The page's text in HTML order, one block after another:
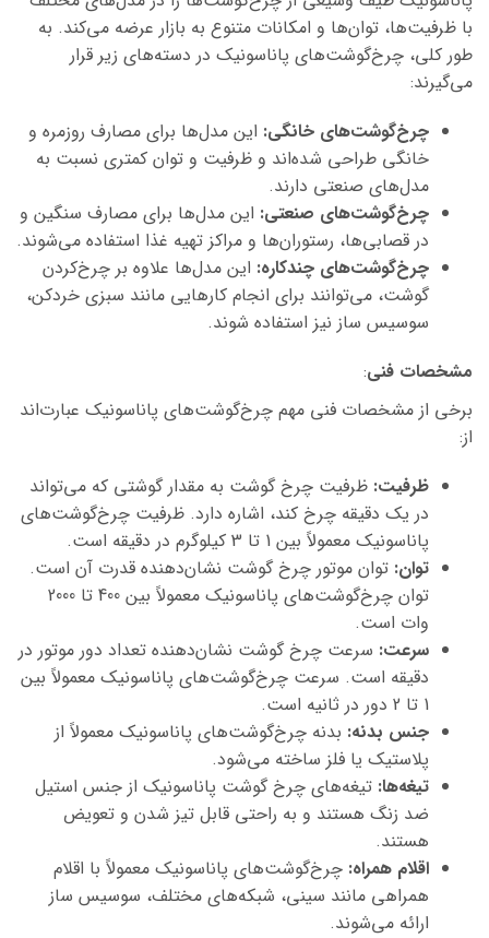
با ظرفیت‌ها، توان‌ها و امکانات متنوع به بازار عرضه می‌کند. به
طور کلی، چرخ‌گوشت‌های پاناسونیک در دسته‌های زیر قرار
می‌گیرند:
چرخ‌گوشت‌های خانگی: این مدل‌ها برای مصارف روزمره و
خانگی طراحی شده‌اند و ظرفیت و توان کمتری نسبت به
مدل‌های صنعتی دارند.
چرخ‌گوشت‌های صنعتی: این مدل‌ها برای مصارف سنگین و
در قصابی‌ها، رستوران‌ها و مراکز تهیه غذا استفاده می‌شوند.
چرخ‌گوشت‌های چندکاره: این مدل‌ها علاوه بر چرخ‌کردن
گوشت، می‌توانند برای انجام کارهایی مانند سبزی خردکن،
سوسیس ساز نیز استفاده شوند.
مشخصات فنی:
برخی از مشخصات فنی مهم چرخ‌گوشت‌های پاناسونیک عبارت‌اند
از:
ظرفیت: ظرفیت چرخ گوشت به مقدار گوشتی که می‌تواند
در یک دقیقه چرخ کند، اشاره دارد. ظرفیت چرخ‌گوشت‌های
پاناسونیک معمولاً بین 1 تا 3 کیلوگرم در دقیقه است.
توان: توان موتور چرخ گوشت نشان‌دهنده قدرت آن است.
توان چرخ‌گوشت‌های پاناسونیک معمولاً بین 400 تا 2000
وات است.
سرعت: سرعت چرخ گوشت نشان‌دهنده تعداد دور موتور در
دقیقه است. سرعت چرخ‌گوشت‌های پاناسونیک معمولاً بین
1 تا 2 دور در ثانیه است.
جنس بدنه: بدنه چرخ‌گوشت‌های پاناسونیک معمولاً از
پلاستیک یا فلز ساخته می‌شود.
تیغه‌ها: تیغه‌های چرخ گوشت پاناسونیک از جنس استیل
ضد زنگ هستند و به راحتی قابل تیز شدن و تعویض
هستند.
اقلام همراه: چرخ‌گوشت‌های پاناسونیک معمولاً با اقلام
همراهی مانند سینی، شبکه‌های مختلف، سوسیس ساز
ارائه می‌شوند.